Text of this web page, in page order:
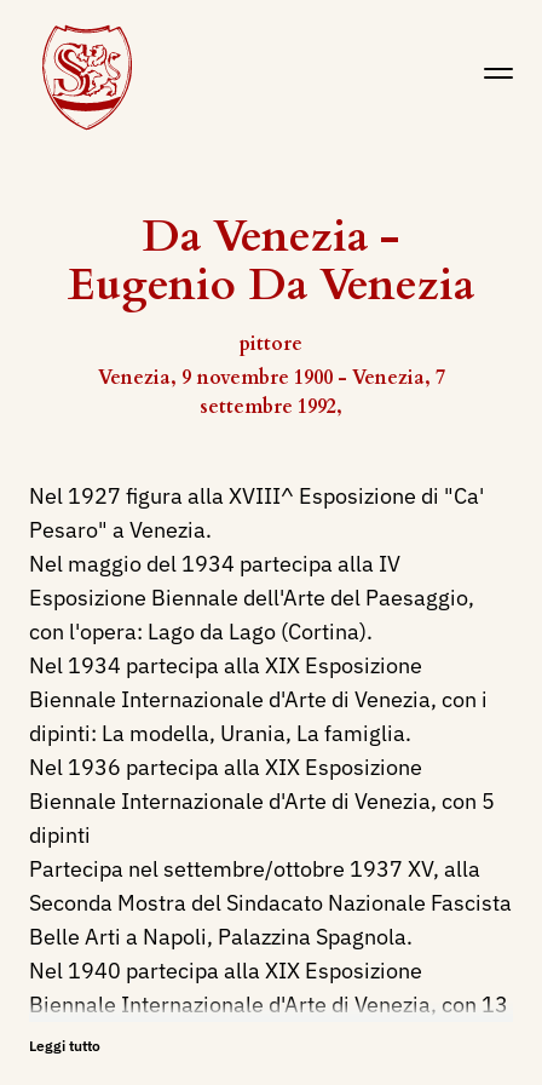
Da Venezia -
Eugenio Da Venezia
pittore
Venezia, 9 novembre 1900 - Venezia, 7
settembre 1992,
Nel 1927 figura alla XVIII^ Esposizione di "Ca'
Pesaro" a Venezia.
Nel maggio del 1934 partecipa alla IV
Esposizione Biennale dell'Arte del Paesaggio,
con l'opera: Lago da Lago (Cortina).
Nel 1934 partecipa alla XIX Esposizione
Biennale Internazionale d'Arte di Venezia, con i
dipinti: La modella, Urania, La famiglia.
Nel 1936 partecipa alla XIX Esposizione
Biennale Internazionale d'Arte di Venezia, con 5
dipinti
Partecipa nel settembre/ottobre 1937 XV, alla
Seconda Mostra del Sindacato Nazionale Fascista
Belle Arti a Napoli, Palazzina Spagnola.
Nel 1940 partecipa alla XIX Esposizione
Biennale Internazionale d'Arte di Venezia, con 13
dipinti
Leggi tutto